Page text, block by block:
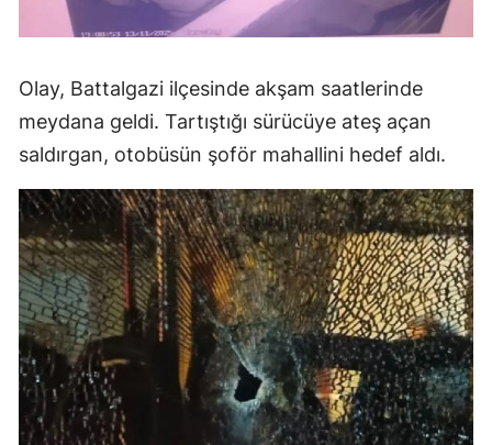
Olay, Battalgazi ilçesinde akşam saatlerinde
meydana geldi. Tartıştığı sürücüye ateş açan
saldırgan, otobüsün şoför mahallini hedef aldı.